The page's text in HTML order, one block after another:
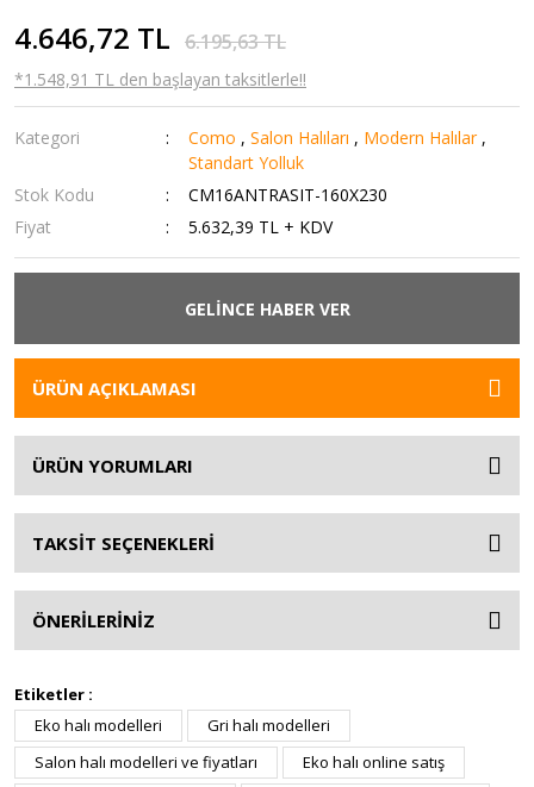
4.646,72 TL 6.195,63 TL
*1.548,91 TL den başlayan taksitlerle!!
Kategori Como ,Salon Halıları , Modern Halılar ,
Standart Yolluk
Stok Kodu
CM16ANTRASIT-160X230
Fiyat
5.632,39 TL + KDV
GELİNCE HABER VER
ÜRÜN AÇIKLAMASI
ÜRÜN YORUMLARI
TAKSİT SEÇENEKLERİ
ÖNERİLERİNİZ
Etiketler :
Eko halı modelleri
Gri halı modelleri
Salon halı modelleri ve fiyatları
Eko halı online satış